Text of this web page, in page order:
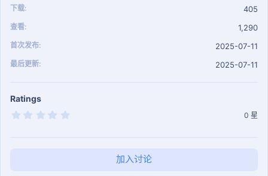
下载 405
查看 1,290
首次发布 2025-07-11
最后更新 2025-07-11
Ratings
0
0 星
加入讨论